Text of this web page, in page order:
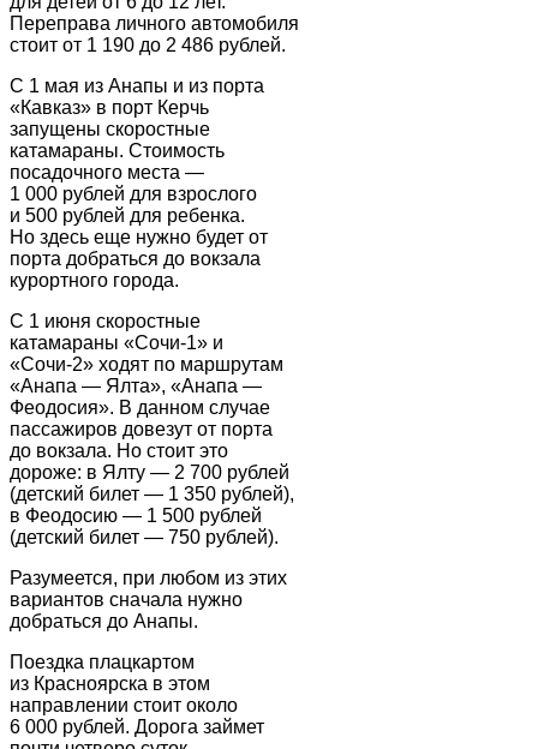
Переправа личного автомобиля
стоит от 1 190 до 2 486 рублей.
С 1 мая из Анапы и из порта
«Кавказ» в порт Керчь
запущены скоростные
катамараны. Стоимость
посадочного места —
1 000 рублей для взрослого
и 500 рублей для ребенка.
Но здесь еще нужно будет от
порта добраться до вокзала
курортного города.
С 1 июня скоростные
катамараны «Сочи-1» и
«Сочи-2» ходят по маршрутам
«Анапа — Ялта», «Анапа —
Феодосия». В данном случае
пассажиров довезут от порта
до вокзала. Но стоит это
дороже: в Ялту — 2 700 рублей
(детский билет — 1 350 рублей),
в Феодосию — 1 500 рублей
(детский билет — 750 рублей).
Разумеется, при любом из этих
вариантов сначала нужно
добраться до Анапы.
Поездка плацкартом
из Красноярска в этом
направлении стоит около
6 000 рублей. Дорога займет